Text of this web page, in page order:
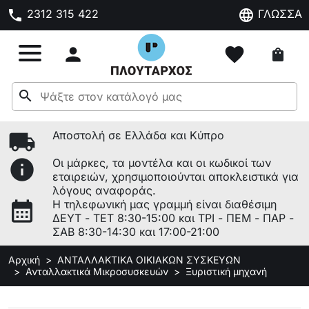
phone 2312 315 422 language ΓΛΩΣΣΑ
 favorite shopping_bag
search
local_shipping Αποστολή σε Ελλάδα και Κύπρο
info
Οι μάρκες, τα μοντέλα και οι κωδικοί των
εταιρειών, χρησιμοποιούνται αποκλειστικά για
λόγους αναφοράς.
calendar_month
Η τηλεφωνική μας γραμμή είναι διαθέσιμη
ΔΕΥΤ - ΤΕΤ 8:30-15:00 και ΤΡΙ - ΠΕΜ - ΠΑΡ -
ΣΑΒ 8:30-14:30 και 17:00-21:00
Αρχική
ΑΝΤΑΛΛΑΚΤΙΚΑ ΟΙΚΙΑΚΩΝ ΣΥΣΚΕΥΩΝ
Ανταλλακτικά Μικροσυσκευών
Ξυριστική μηχανή